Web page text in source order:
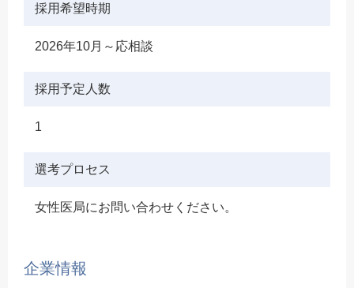
採用希望時期
2026年10月～応相談
採用予定人数
1
選考プロセス
女性医局にお問い合わせください。
企業情報